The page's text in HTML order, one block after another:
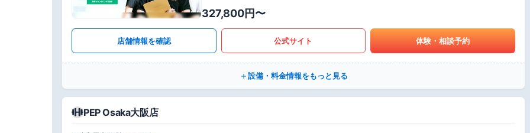
327,800円〜
店舗情報を確認 公式サイト 体験・相談予約
設備・料金情報をもっと見る
PEP Osaka大阪店